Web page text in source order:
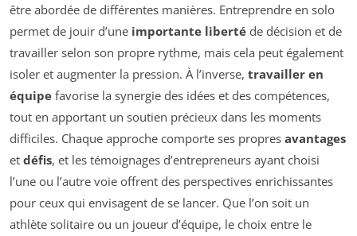
être abordée de différentes manières. Entreprendre en solo
permet de jouir d’une importante liberté de décision et de
travailler selon son propre rythme, mais cela peut également
isoler et augmenter la pression. À l’inverse, travailler en
équipe favorise la synergie des idées et des compétences,
tout en apportant un soutien précieux dans les moments
difficiles. Chaque approche comporte ses propres avantages
et défis, et les témoignages d’entrepreneurs ayant choisi
l’une ou l’autre voie offrent des perspectives enrichissantes
pour ceux qui envisagent de se lancer. Que l’on soit un
athlète solitaire ou un joueur d’équipe, le choix entre le